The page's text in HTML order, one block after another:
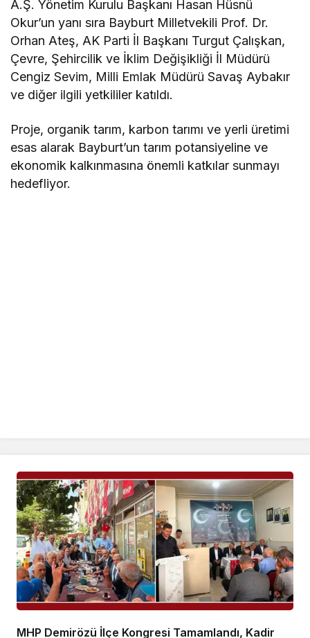
A.Ş. Yönetim Kurulu Başkanı Hasan Hüsnü
Okur’un yanı sıra Bayburt Milletvekili Prof. Dr.
Orhan Ateş, AK Parti İl Başkanı Turgut Çalışkan,
Çevre, Şehircilik ve İklim Değişikliği İl Müdürü
Cengiz Sevim, Milli Emlak Müdürü Savaş Aybakır
ve diğer ilgili yetkililer katıldı.
Proje, organik tarım, karbon tarımı ve yerli üretimi
esas alarak Bayburt’un tarım potansiyeline ve
ekonomik kalkınmasına önemli katkılar sunmayı
hedefliyor.
MHP Demirözü İlçe Kongresi Tamamlandı, Kadir